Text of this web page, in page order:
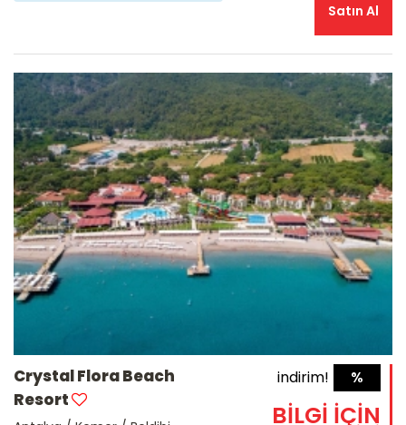
Satın Al
Crystal Flora Beach
Resort
%
indirim!
BİLGİ İÇİN